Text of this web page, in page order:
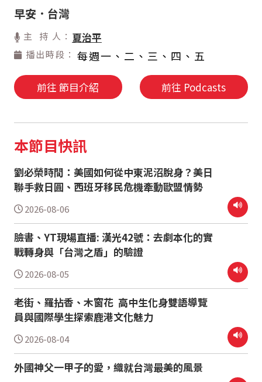
早安．台灣
主 持 人： 夏治平
播出時段： 每週一、二、三、四、五
前往 節目介紹 前往 Podcasts
本節目快訊
劉必榮時間：美國如何從中東泥沼脫身？美日
聯手救日圓、西班牙移民危機牽動歐盟情勢
2026-08-06
臉書、YT現場直播: 漢光42號：去劇本化的實
戰轉身與「台灣之盾」的驗證
2026-08-05
老街、羅拈香、木窗花 高中生化身雙語導覽
員與國際學生探索鹿港文化魅力
2026-08-04
外國神父一甲子的愛，織就台灣最美的風景